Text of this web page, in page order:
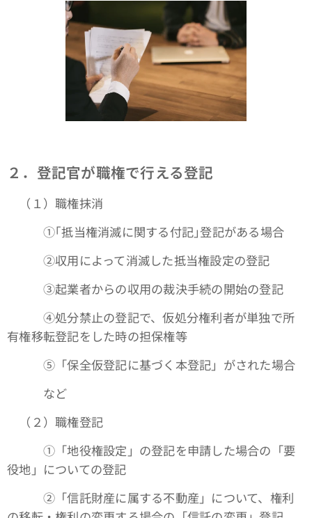
２．登記官が職権で行える登記
（１）職権抹消
①｢抵当権消滅に関する付記｣登記がある場合
➁収用によって消滅した抵当権設定の登記
③起業者からの収用の裁決手続の開始の登記
④処分禁止の登記で、仮処分権利者が単独で所
有権移転登記をした時の担保権等
➄「保全仮登記に基づく本登記」がされた場合
など
（２）職権登記
①「地役権設定」の登記を申請した場合の「要
役地」についての登記
➁「信託財産に属する不動産」について、権利